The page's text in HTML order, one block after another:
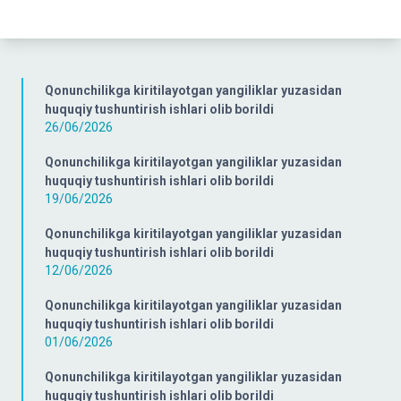
Qonunchilikga kiritilayotgan yangiliklar yuzasidan
huquqiy tushuntirish ishlari olib borildi
26/06/2026
Qonunchilikga kiritilayotgan yangiliklar yuzasidan
huquqiy tushuntirish ishlari olib borildi
19/06/2026
Qonunchilikga kiritilayotgan yangiliklar yuzasidan
huquqiy tushuntirish ishlari olib borildi
12/06/2026
Qonunchilikga kiritilayotgan yangiliklar yuzasidan
huquqiy tushuntirish ishlari olib borildi
01/06/2026
Qonunchilikga kiritilayotgan yangiliklar yuzasidan
huquqiy tushuntirish ishlari olib borildi